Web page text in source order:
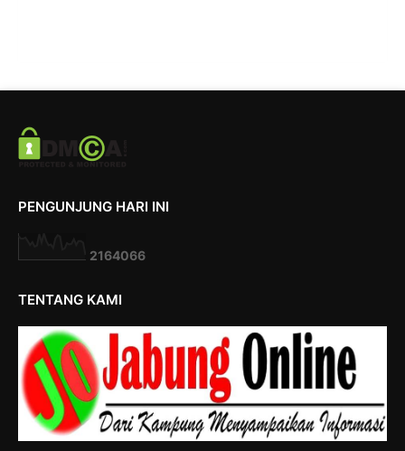
PENGUNJUNG HARI INI
2164066
TENTANG KAMI